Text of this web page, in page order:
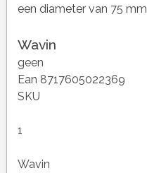
een diameter van 75 mm
Wavin
geen
Ean 8717605022369
SKU
1
Wavin